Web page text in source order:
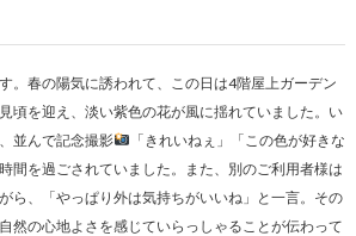
。春の陽気に誘われて、この日は4階屋上ガーデン
頃を迎え、淡い紫色の花が風に揺れていました。い
並んで記念撮影
「きれいねぇ」「この色が好きな
間を過ごされていました。また、別のご利用者様は
ら、「やっぱり外は気持ちがいいね」と一言。その
然の心地よさを感じていらっしゃることが伝わって